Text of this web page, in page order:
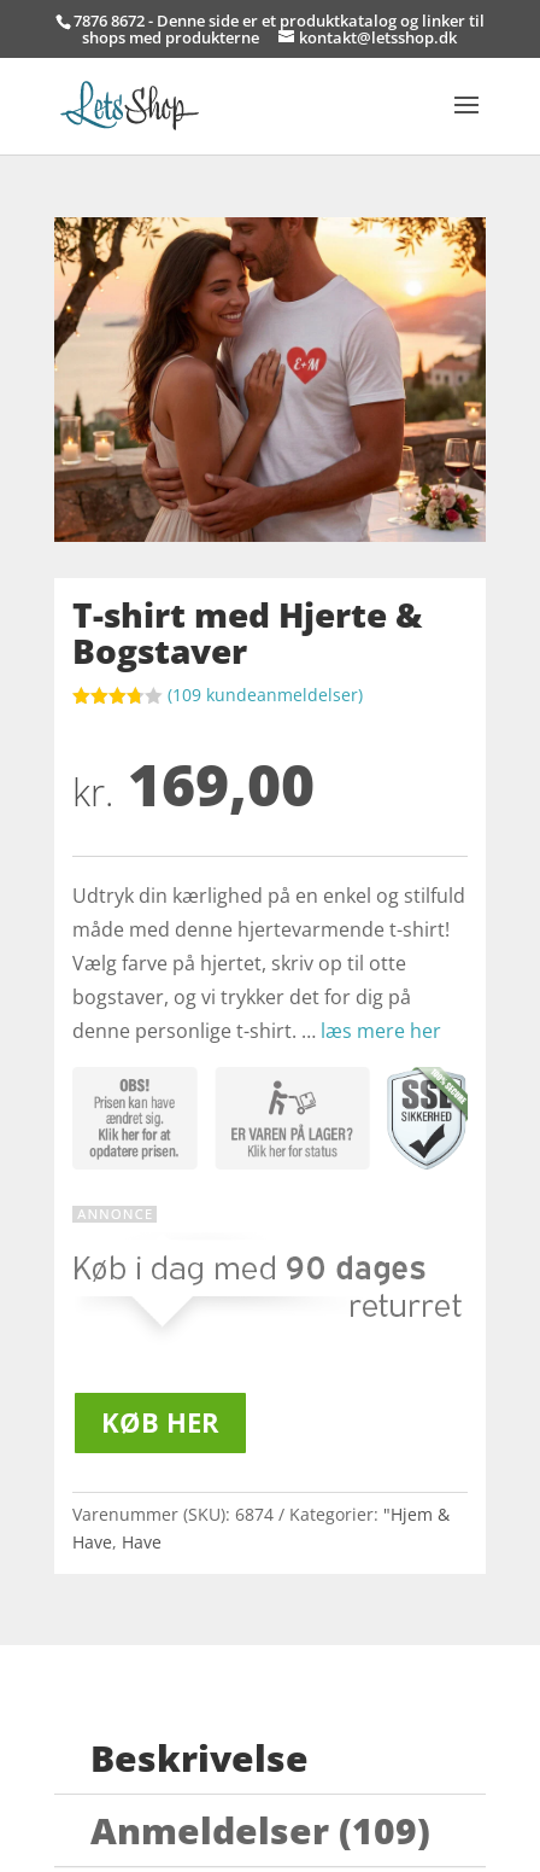
7876 8672 - Denne side er et produktkatalog og linker til
shops med produkterne kontakt@letsshop.dk
T-shirt med Hjerte &
Bogstaver
baseret
på
er
(109 kundeanmeldelser)
kr. 169,00
Udtryk din kærlighed på en enkel og stilfuld
måde med denne hjertevarmende t-shirt!
Vælg farve på hjertet, skriv op til otte
bogstaver, og vi trykker det for dig på
denne personlige t-shirt. … læs mere her
KØB HER
Varenummer (SKU): 6874 Kategorier: "Hjem &
Have, Have
Beskrivelse
Anmeldelser (109)